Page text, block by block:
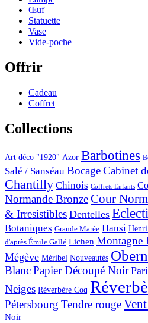
Œuf
Statuette
Vase
Vide-poche
Offrir
Cadeau
Coffret
Collections
Art déco "1920" Azor Barbotines
Salé / Sanséau BocageCabinet
Chantilly Chinois Coffrets Enfants
Normande BronzeCour
& Irresistibles Dentelles
Botaniques Grande Marée Hansi
d'après Émile Gallé Lichen Montagne
Mégève Méribel Nouveautés
BlancPapier Découpé Noir
Neiges Réverbère Coq
Pétersbourg Tendre rouge
Noir